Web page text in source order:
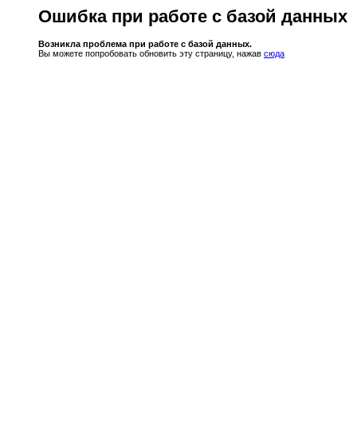
Ошибка при работе с базой данных
Возникла проблема при работе с базой данных.
Вы можете попробовать обновить эту страницу, нажав сюда